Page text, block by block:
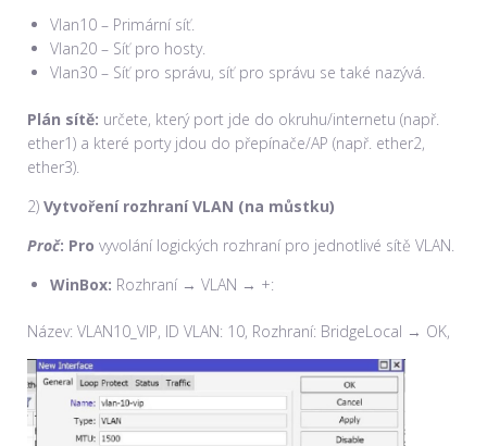
Vlan10 – Primární síť.
Vlan20 – Síť pro hosty.
Vlan30 – Síť pro správu, síť pro správu se také nazývá.
Plán sítě: určete, který port jde do okruhu/internetu (např.
ether1) a které porty jdou do přepínače/AP (např. ether2,
ether3).
2) Vytvoření rozhraní VLAN (na můstku)
Proč: Pro vyvolání logických rozhraní pro jednotlivé sítě VLAN.
WinBox: Rozhraní → VLAN → +:
Název: VLAN10_VIP, ID VLAN: 10, Rozhraní: BridgeLocal → OK,